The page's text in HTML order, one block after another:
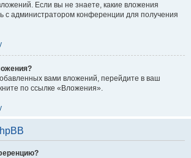
Если вы не знаете, какие вложения
с администратором конференции для получения
вами вложений, перейдите в ваш
по ссылке «Вложения».